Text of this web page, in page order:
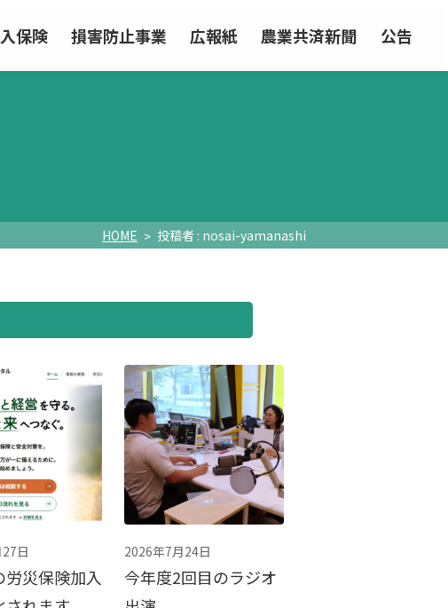
保険 損害防止事業 広報紙 農業共済新聞 公告
HOME 投稿者 : nosai-yamanashi
日
労災保険加入
2026年7月24日
今年度2回目のラジオ